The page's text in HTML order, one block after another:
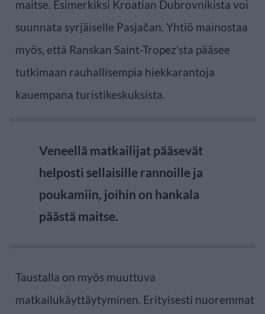
maitse. Esimerkiksi Kroatian Dubrovnikista voi
suunnata syrjäiselle Pasjačan. Yhtiö mainostaa
myös, että Ranskan Saint-Tropez’sta pääsee
tutkimaan rauhallisempia hiekkarantoja
kauempana turistikeskuksista.
Veneellä matkailijat pääsevät
helposti sellaisille rannoille ja
poukamiin, joihin on hankala
päästä maitse.
Taustalla on myös muuttuva
matkailukäyttäytyminen. Erityisesti nuoremmat